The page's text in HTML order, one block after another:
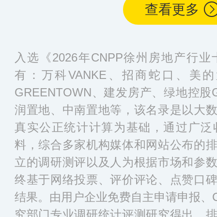
查看更多
入选《2026年CNPP徐州房地产行
有：万科VANKE、招商蛇口、美
GREENTOWN、建发房产、绿地控股
润置地、中南置地等，该名录是以大
真实公正统计计算为基础，通过广
料，综合多家机构媒体和网站公布的
立的调研测评以及人为根据市场和参
终基于网络投票、评价评论、点赞口
结果。由用户企业免费自主申请申报